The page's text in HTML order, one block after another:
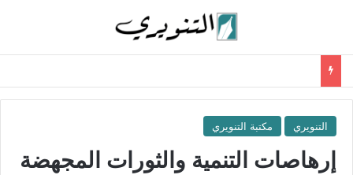
التنويري مكتبة التنويري
إرهاصات التنمية والثورات المجهضة